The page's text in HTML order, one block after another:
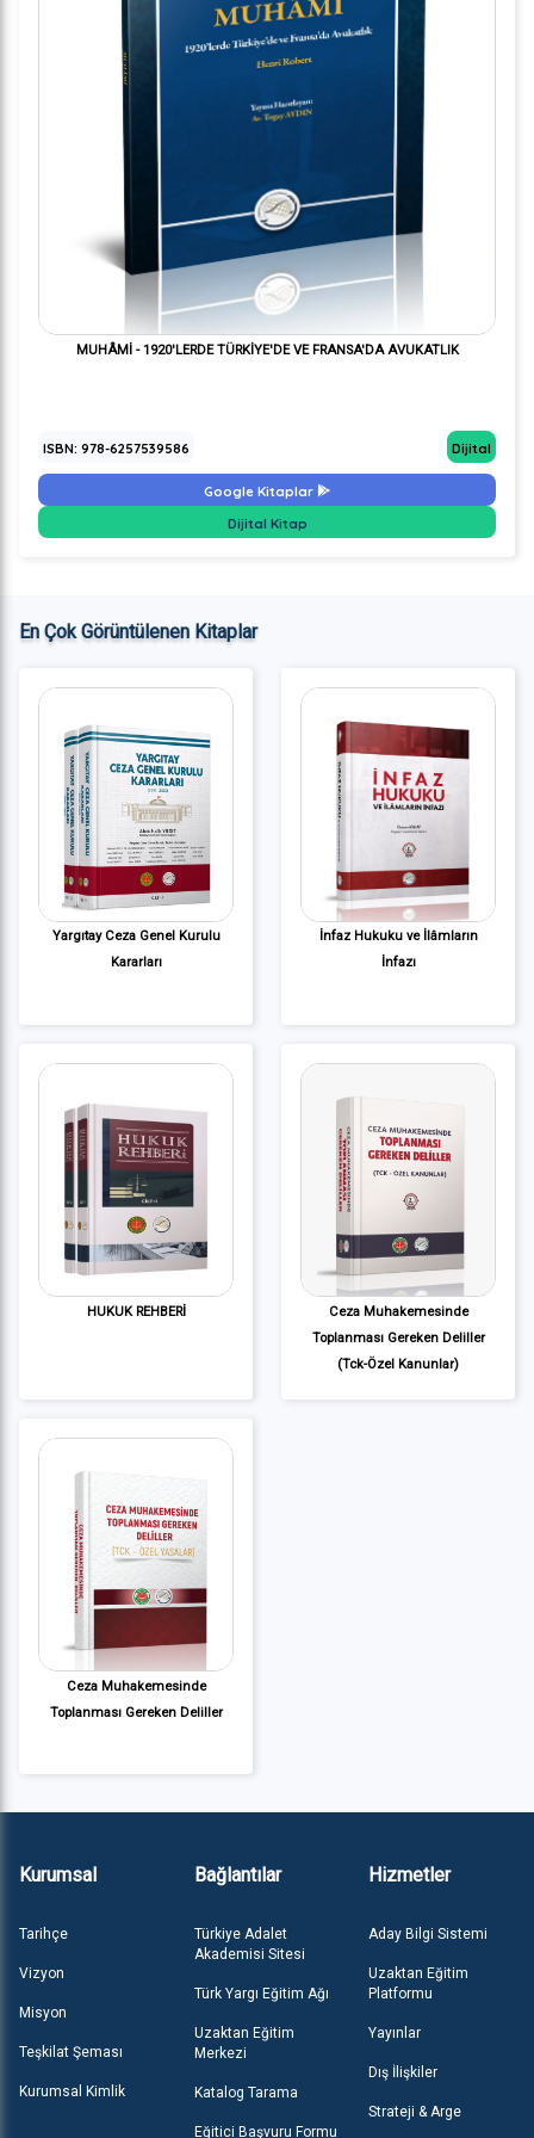
MUHÂMİ - 1920'LERDE TÜRKİYE'DE VE FRANSA'DA AVUKATLIK
ISBN: 978-6257539586 Dijital
Google Kitaplar
Dijital Kitap
En Çok Görüntülenen Kitaplar
Yargıtay Ceza Genel Kurulu
Kararları
İnfaz Hukuku ve İlâmların
İnfazı
HUKUK REHBERİ
Ceza Muhakemesinde
Toplanması Gereken Deliller
(Tck-Özel Kanunlar)
Ceza Muhakemesinde
Toplanması Gereken Deliller
Kurumsal
Tarihçe
Vizyon
Misyon
Teşkilat Şeması
Kurumsal Kimlik
Bağlantılar
Türkiye Adalet
Akademisi Sitesi
Türk Yargı Eğitim Ağı
Uzaktan Eğitim
Merkezi
Katalog Tarama
Eğitici Başvuru Formu
Hizmetler
Aday Bilgi Sistemi
Uzaktan Eğitim
Platformu
Yayınlar
Dış İlişkiler
Strateji & Arge